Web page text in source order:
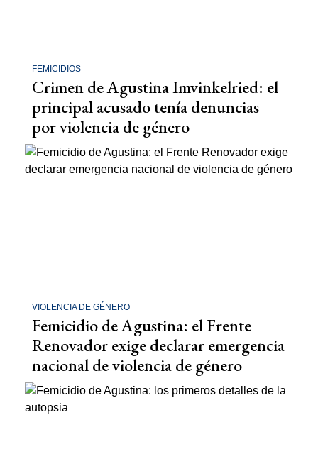
FEMICIDIOS
Crimen de Agustina Imvinkelried: el
principal acusado tenía denuncias
por violencia de género
VIOLENCIA DE GÉNERO
Femicidio de Agustina: el Frente
Renovador exige declarar emergencia
nacional de violencia de género